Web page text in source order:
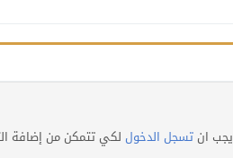
يجب انتسجل الدخول لكي تتمكن من إضافة